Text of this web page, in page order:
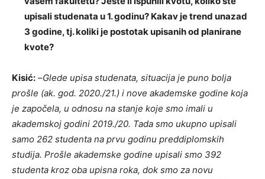
upisali studenata u 1. godinu? Kakav je trend unazad
3 godine, tj. koliki je postotak upisanih od planirane
kvote?
Kisić: –Glede upisa studenata, situacija je puno bolja
prošle (ak. god. 2020./21.) i nove akademske godine koja
je započela, u odnosu na stanje koje smo imali u
akademskoj godini 2019./20. Tada smo ukupno upisali
samo 262 studenta na prvu godinu preddiplomskih
studija. Prošle akademske godine upisali smo 392
studenta kroz oba upisna roka, dok smo za novu